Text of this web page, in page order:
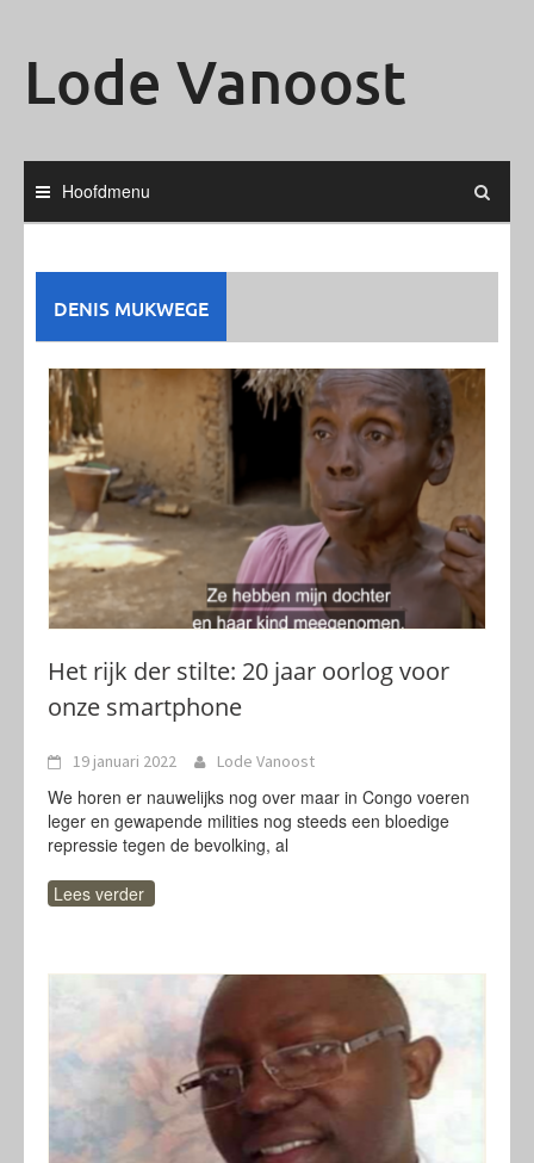
Lode Vanoost
Hoofdmenu
DENIS MUKWEGE
Het rijk der stilte: 20 jaar oorlog voor
onze smartphone
19 januari 2022 Lode Vanoost
We horen er nauwelijks nog over maar in Congo voeren
leger en gewapende milities nog steeds een bloedige
repressie tegen de bevolking, al
Lees verder